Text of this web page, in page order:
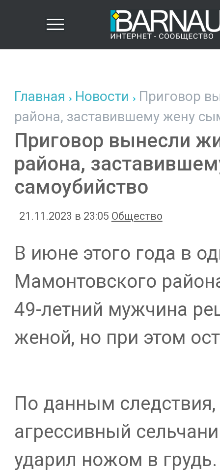
Главная Новости Приговор
района, заставившему жену
Приговор вынесли
района,
самоубийство
21.11.2023 в 23:05 Общество
В июне этого года в
Мамонтовского
49-летний мужчина
женой, но при этом
По данным следствия,
агрессивный
ударил ножом в